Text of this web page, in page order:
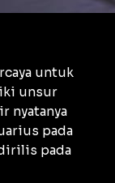
untuk
unsur
nyatanya
pada
pada